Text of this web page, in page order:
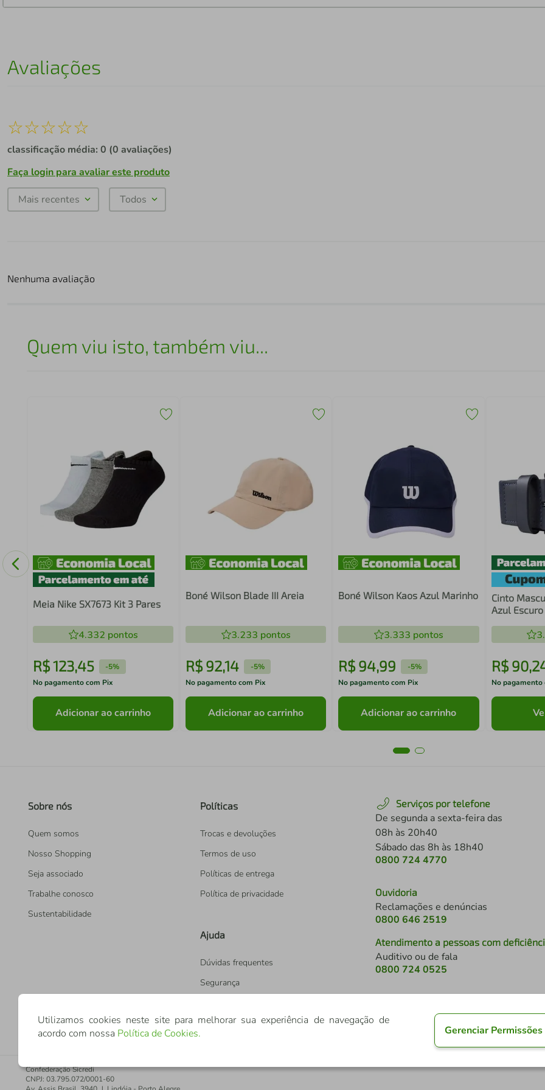
Avaliações
☆☆☆☆☆
classificação média: 0 (0 avaliações)
Faça login para avaliar este produto
Mais recentes Todos
Nenhuma avaliação
Quem viu isto, também viu...
Meia Nike SX7673 Kit 3 Pares
4.332 pontos
R$123,45 -5%
No pagamento com Pix
Adicionar ao carrinho
Boné Wilson Blade III Areia
3.233 pontos
R$ 92,14 -5%
No pagamento com Pix
Adicionar ao carrinho
Boné Wilson Kaos Azul Marinho
3.333 pontos
R$94,99 -5%
No pagamento com Pix
Adicionar ao carrinho
Cinto
Azul Escuro
R$ 90,
No pagamento
Sobre nós
Quem somos
Nosso Shopping
Seja associado
Trabalhe conosco
Sustentabilidade
Políticas
Trocas e devoluções
Termos de uso
Políticas de entrega
Política de privacidade
Ajuda
Dúvidas frequentes
Segurança
Serviços por telefone
De segunda a sexta-feira das
08h às 20h40
Sábado das 8h às 18h40
0800 724 4770
Ouvidoria
Reclamações e denúncias
0800 646 2519
Atendimento a pessoas com
Auditivo ou de fala
0800 724 0525
Confederação Sicredi
CNPJ: 03.795.072/0001-60
Utilizamos cookies neste site para melhorar sua experiência de navegação de
acordo com nossa Política de Cookies. Gerenciar